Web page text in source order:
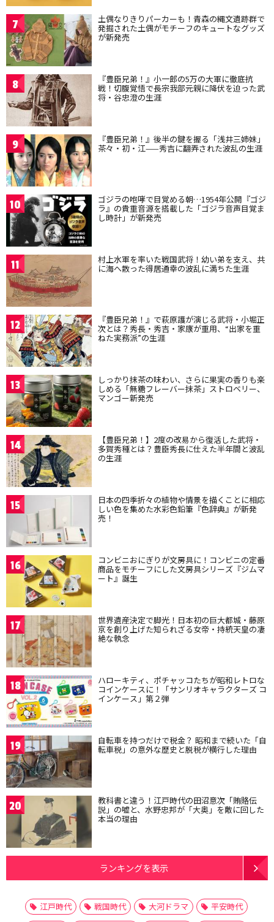
7 土偶なりきりパーカーも！青森の縄文遺跡群で
発掘された土偶がモチーフのキュートなグッズ
が新発売
8 『豊臣兄弟！』小一郎の5万の大軍に徹底抗
戦！切腹覚悟で長宗我部元親に降伏を迫った武
将・谷忠澄の生涯
9 『豊臣兄弟！』後半の鍵を握る「浅井三姉妹」
茶々・初・江——秀吉に翻弄された波乱の生涯
10 ゴジラの咆哮で目覚める朝…1954年公開『ゴジ
ラ』の貴重音源を搭載した「ゴジラ音声目覚ま
し時計」が新発売
11 村上水軍を率いた戦国武将！幼い弟を支え、共
に海へ散った得居通幸の波乱に満ちた生涯
12 『豊臣兄弟！』で萩原護が演じる武将・小堀正
次とは？秀長・秀吉・家康が重用、“出家を重
ねた実務派”の生涯
13 しっかり抹茶の味わい、さらに果実の香りも楽
しめる「無糖フレーバー抹茶」ストロベリー、
マンゴー新発売
14 【豊臣兄弟！】2度の改易から復活した武将・
多賀秀種とは？豊臣秀長に仕えた半年間と波乱
の生涯
15 日本の四季折々の植物や情景を描くことに相応
しい色を集めた水彩色鉛筆『色辞典』が新発
売！
16 コンビニおにぎりが文房具に！コンビニの定番
商品をモチーフにした文房具シリーズ『ジムマ
ート』誕生
17 世界遺産決定で脚光！日本初の巨大都城・藤原
京を創り上げた知られざる女帝・持統天皇の凄
絶な執念
18 ハローキティ、ポチャッコたちが昭和レトロな
コインケースに！「サンリオキャラクターズ コ
インケース」第２弾
19 自転車を持つだけで税金？ 昭和まで続いた「自
転車税」の意外な歴史と脱税が横行した理由
20 教科書と違う！江戸時代の田沼意次「賄賂伝
説」の嘘と、水野忠邦が「大奥」を敵に回した
本当の理由
ランキングを表示
江戸時代 戦国時代 大河ドラマ
平安時代